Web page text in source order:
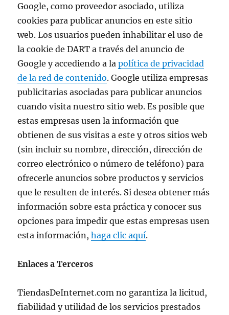
Google, como proveedor asociado, utiliza
cookies para publicar anuncios en este sitio
web. Los usuarios pueden inhabilitar el uso de
la cookie de DART a través del anuncio de
Google y accediendo a lapolítica de privacidad
de la red de contenido. Google utiliza empresas
publicitarias asociadas para publicar anuncios
cuando visita nuestro sitio web. Es posible que
estas empresas usen la información que
obtienen de sus visitas a este y otros sitios web
(sin incluir su nombre, dirección, dirección de
correo electrónico o número de teléfono) para
ofrecerle anuncios sobre productos y servicios
que le resulten de interés. Si desea obtener más
información sobre esta práctica y conocer sus
opciones para impedir que estas empresas usen
esta información,haga clic aquí.
Enlaces a Terceros
TiendasDeInternet.com no garantiza la licitud,
fiabilidad y utilidad de los servicios prestados